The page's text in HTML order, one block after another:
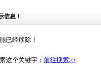
信息！
已经移除！
这个关键字： 前往搜索>>